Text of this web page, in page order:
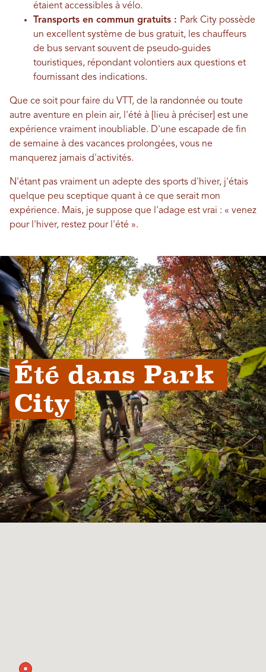
étaient accessibles à vélo.
Transports en commun gratuits : Park City possède
un excellent système de bus gratuit, les chauffeurs
de bus servant souvent de pseudo-guides
touristiques, répondant volontiers aux questions et
fournissant des indications.
Que ce soit pour faire du VTT, de la randonnée ou toute
autre aventure en plein air, l'été à [lieu à préciser] est une
expérience vraiment inoubliable. D'une escapade de fin
de semaine à des vacances prolongées, vous ne
manquerez jamais d'activités.
N'étant pas vraiment un adepte des sports d'hiver, j'étais
quelque peu sceptique quant à ce que serait mon
expérience. Mais, je suppose que l'adage est vrai : « venez
pour l'hiver, restez pour l'été ».
Été dans Park
City